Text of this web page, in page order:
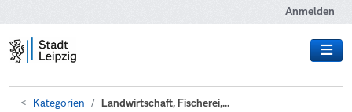
Anmelden
Kategorien Landwirtschaft, Fischerei,...